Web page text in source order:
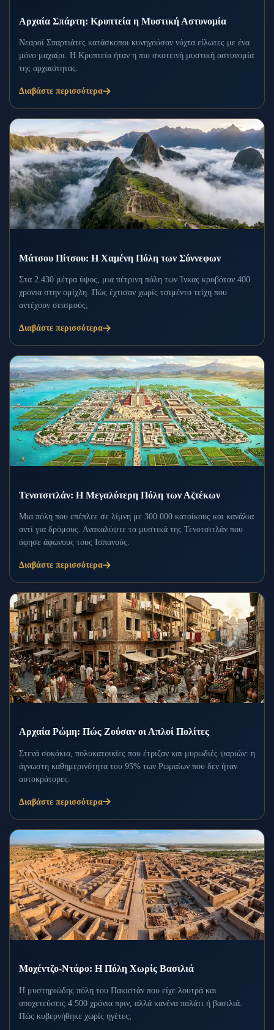
Αρχαία Σπάρτη: Κρυπτεία η Μυστική Αστυνομία
Νεαροί Σπαρτιάτες κατάσκοποι κυνηγούσαν νύχτα είλωτες με ένα
μόνο μαχαίρι. Η Κρυπτεία ήταν η πιο σκοτεινή μυστική αστυνομία
της αρχαιότητας.
Διαβάστε περισσότερα
Μάτσου Πίτσου: Η Χαμένη Πόλη των Σύννεφων
Στα 2.430 μέτρα ύψος, μια πέτρινη πόλη των Ίνκας κρυβόταν 400
χρόνια στην ομίχλη. Πώς έχτισαν χωρίς τσιμέντο τείχη που
αντέχουν σεισμούς;
Διαβάστε περισσότερα
Τενοτσιτλάν: Η Μεγαλύτερη Πόλη των Αζτέκων
Μια πόλη που επέπλεε σε λίμνη με 300.000 κατοίκους και κανάλια
αντί για δρόμους. Ανακαλύψτε τα μυστικά της Τενοτσιτλάν που
άφησε άφωνους τους Ισπανούς.
Διαβάστε περισσότερα
Αρχαία Ρώμη: Πώς Ζούσαν οι Απλοί Πολίτες
Στενά σοκάκια, πολυκατοικίες που έτριζαν και μυρωδιές ψαριών: η
άγνωστη καθημερινότητα του 95% των Ρωμαίων που δεν ήταν
αυτοκράτορες.
Διαβάστε περισσότερα
Μοχέντζο-Ντάρο: Η Πόλη Χωρίς Βασιλιά
Η μυστηριώδης πόλη του Πακιστάν που είχε λουτρά και
αποχετεύσεις 4.500 χρόνια πριν, αλλά κανένα παλάτι ή βασιλιά.
Πώς κυβερνήθηκε χωρίς ηγέτες;